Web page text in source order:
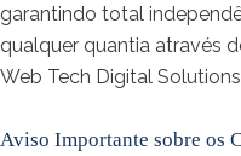
garantindo total
qualquer quantia através
Web Tech Digital
Aviso Importante sobre os